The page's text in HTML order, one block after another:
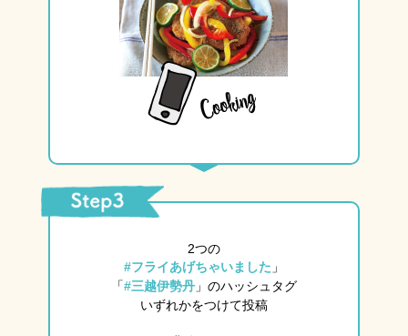
2つの
#フライあげちゃいました 」
「#三越伊勢丹」のハッシュタグ
いずれかをつけて投稿